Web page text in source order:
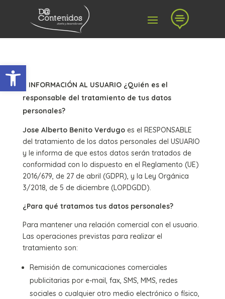
Abrir barra de herramientas

INFORMACIÓN AL USUARIO ¿Quién es el
responsable del tratamiento de tus datos
personales?
Jose Alberto Benito Verdugoes el RESPONSABLE
del tratamiento de los datos personales del USUARIO
y le informa de que estos datos serán tratados de
conformidad con lo dispuesto en el Reglamento (UE)
2016/679, de 27 de abril (GDPR), y la Ley Orgánica
3/2018, de 5 de diciembre (LOPDGDD).
¿Para qué tratamos tus datos personales?
Para mantener una relación comercial con el usuario.
Las operaciones previstas para realizar el
tratamiento son:
Remisión de comunicaciones comerciales
publicitarias por e-mail, fax, SMS, MMS, redes
sociales o cualquier otro medio electrónico o físico,